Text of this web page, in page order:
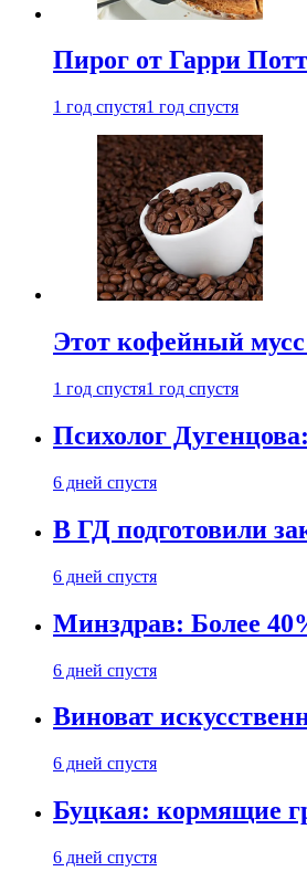
Пирог от Гарри
1 год спустя1 год спустя
Этот кофейный
1 год спустя1 год спустя
Психолог
6 дней спустя
В ГД подготовили
6 дней спустя
Минздрав: Более
6 дней спустя
Виноват
6 дней спустя
Буцкая: кормящие
6 дней спустя